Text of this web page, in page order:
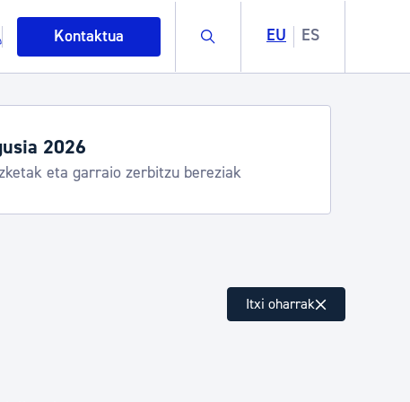
Kontaktua Buscar EU ES
eta ingurumena
2026
eta garraio zerbitzu bereziak
Itxi oharrak